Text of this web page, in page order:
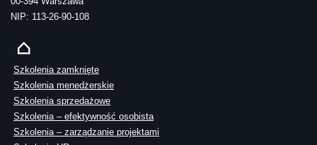
NIP: 113-26-90-108
Szkolenia zamknięte
Szkolenia menedżerskie
Szkolenia sprzedażowe
Szkolenia – efektywność osobista
Szkolenia – zarządzanie projektami